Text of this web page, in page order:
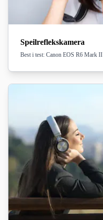
Speilreflekskamera
Best i test: Canon EOS R6 Mark II